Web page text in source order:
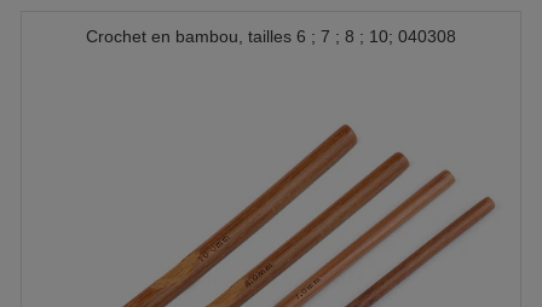
Crochet en bambou, tailles 6 ; 7 ; 8 ; 10; 040308